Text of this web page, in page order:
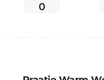
0